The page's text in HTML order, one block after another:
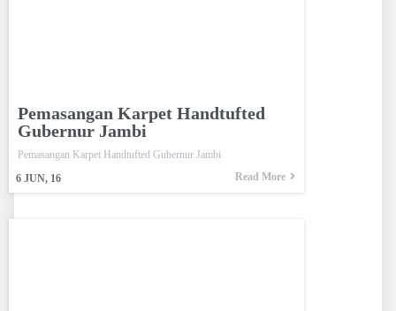
Pemasangan Karpet Handtufted
Gubernur Jambi
6 JUN, 16
Pemasangan Karpet Handtufted Gubernur Jambi
Read More